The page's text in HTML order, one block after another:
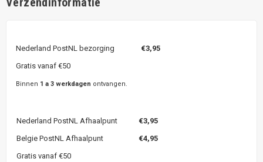
Nederland PostNL bezorging €3,95
Gratis vanaf €50
Binnen 1 a 3 werkdagen ontvangen.
Nederland PostNL Afhaalpunt €3,95
Belgie PostNL Afhaalpunt
€4,95
Gratis vanaf €50